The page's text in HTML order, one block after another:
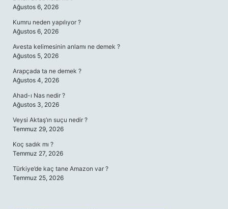
Ağustos 6, 2026
Kumru neden yapılıyor ?
Ağustos 6, 2026
Avesta kelimesinin anlamı ne demek ?
Ağustos 5, 2026
Arapçada ta ne demek ?
Ağustos 4, 2026
Ahad-ı Nas nedir ?
Ağustos 3, 2026
Veysi Aktaş’ın suçu nedir ?
Temmuz 29, 2026
Koç sadık mı ?
Temmuz 27, 2026
Türkiye’de kaç tane Amazon var ?
Temmuz 25, 2026